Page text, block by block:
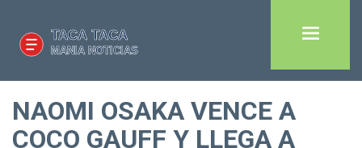
NAOMI OSAKA VENCE A
COCO GAUFF Y LLEGA A